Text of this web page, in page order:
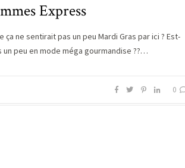
Express
ça ne sentirait pas un peu Mardi Gras par ici ? Est-
un peu en mode méga gourmandise ??…
0